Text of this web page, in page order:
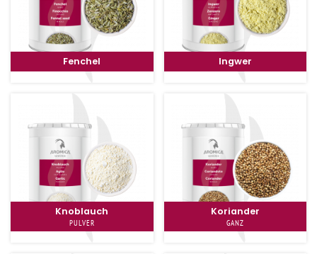
Fenchel Ingwer
Knoblauch
PULVER
Koriander
GANZ